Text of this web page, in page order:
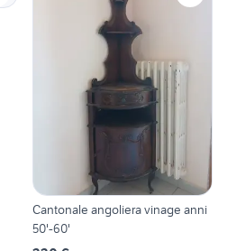
Cantonale angoliera vinage anni
50'-60'